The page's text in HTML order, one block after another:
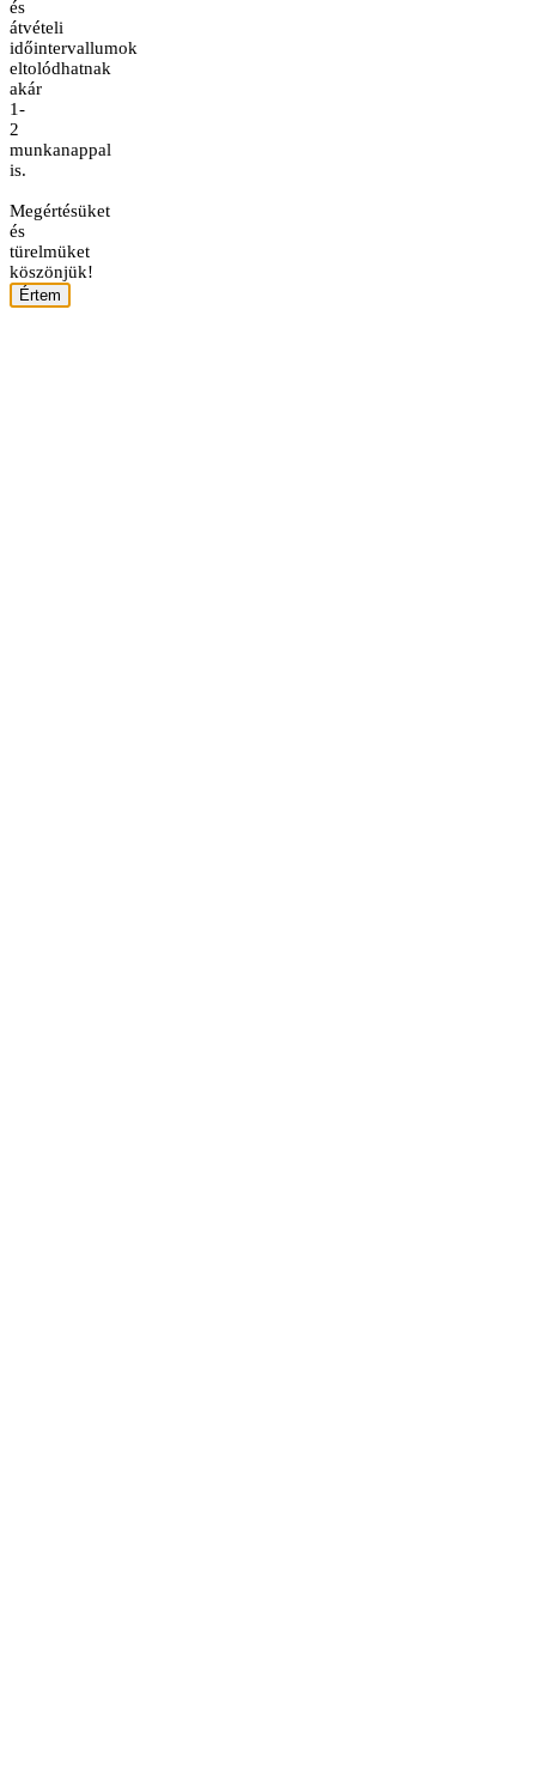
és
átvételi
időintervallumok
eltolódhatnak
akár
1-
2
munkanappal
is.
Megértésüket
és
türelmüket
köszönjük!
Értem